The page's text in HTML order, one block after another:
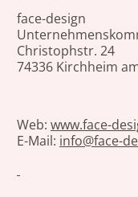
face-design
Christophstr. 24
74336 Kirchheim
Web: www.face-
E-Mail: info@face-